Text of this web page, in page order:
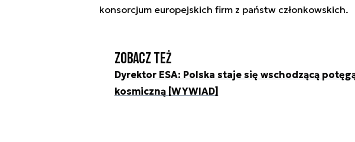
konsorcjum europejskich firm z państw członkowskich.
Zobacz też
Dyrektor ESA: Polska staje się wschodzącą
kosmiczną [WYWIAD]